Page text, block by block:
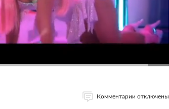
Комментарии отключены